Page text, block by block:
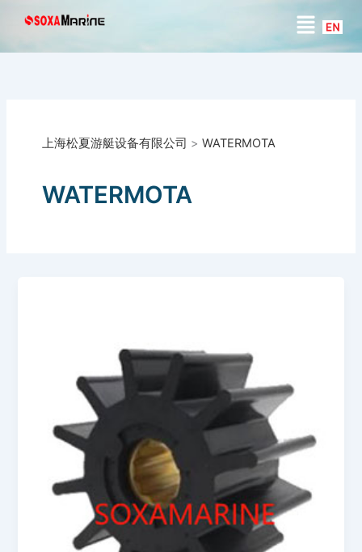
菜
单
上海松夏游艇设备有限公司 > WATERMOTA
WATERMOTA
索